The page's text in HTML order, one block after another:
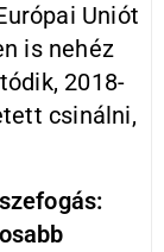
Uniót
is nehéz
2018-
csinálni,